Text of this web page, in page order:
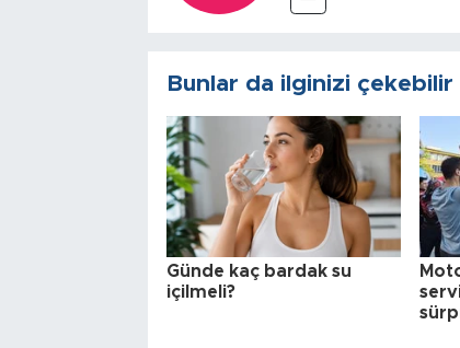
Bunlar da ilginizi çekebilir
Günde kaç bardak su
içilmeli?